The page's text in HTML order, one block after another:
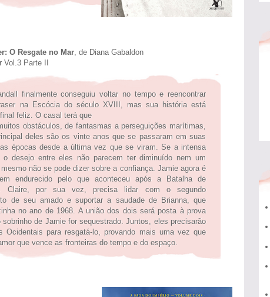
O Resgate no Mar, de Diana Gabaldon
Vol.3 Parte II
finalmente conseguiu voltar no tempo e reencontrar
na Escócia do século XVIII, mas sua história está
feliz. O casal terá que
obstáculos, de fantasmas a perseguições marítimas,
deles são os vinte anos que se passaram em suas
épocas desde a última vez que se viram. Se a intensa
o desejo entre eles não parecem ter diminuído nem um
não se pode dizer sobre a confiança. Jamie agora é
endurecido pelo que aconteceu após a Batalha de
Claire, por sua vez, precisa lidar com o segundo
de seu amado e suportar a saudade de Brianna, que
no ano de 1968. A união dos dois será posta à prova
sobrinho de Jamie for sequestrado. Juntos, eles precisarão
para resgatá-lo, provando mais uma vez que
que vence as fronteiras do tempo e do espaço.